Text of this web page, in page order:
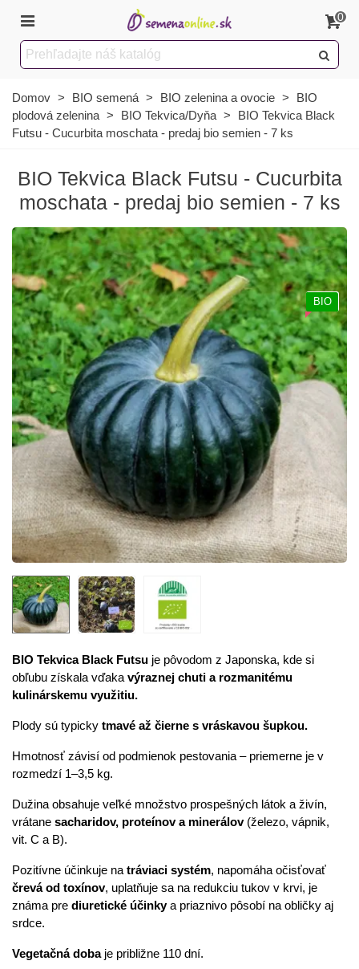
0
Domov > BIO semená > BIO zelenina a ovocie >
BIO
plodová zelenina > BIO Tekvica/Dyňa >
BIO Tekvica Black
Futsu - Cucurbita moschata - predaj bio semien - 7 ks
BIO Tekvica Black Futsu - Cucurbita
moschata - predaj bio semien - 7 ks
BIO
BIO Tekvica Black Futsu je pôvodom z Japonska, kde si
obľubu získala vďaka výraznej chuti a rozmanitému
kulinárskemu využitiu.
Plody sú typicky tmavé až čierne s vráskavou šupkou.
Hmotnosť závisí od podmienok pestovania – priemerne je v
rozmedzí 1–3,5 kg.
Dužina obsahuje veľké množstvo prospešných látok a živín,
vrátane sacharidov, proteínov a minerálov(železo, vápnik,
vit. C a B).
Pozitívne účinkuje na tráviaci systém, napomáha očisťovať
črevá od toxínov, uplatňuje sa na redukciu tukov v krvi, je
známa pre diuretické účinkya priaznivo pôsobí na obličky aj
srdce.
Vegetačná dobaje približne 110 dní.